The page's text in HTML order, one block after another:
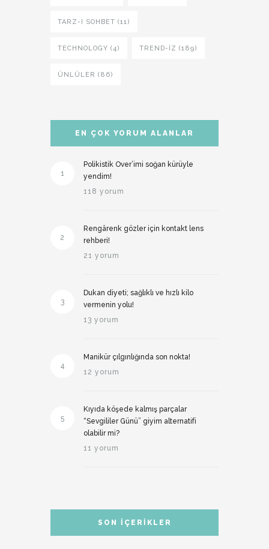
TARZ-I SOHBET (11)
TECHNOLOGY (4) TREND-IZ (189)
ÜNLÜLER (86)
EN ÇOK YORUM ALANLAR
1
Polikistik Over’imi soğan kürüyle
yendim!
118 yorum
2
Rengârenk gözler için kontakt lens
rehberi!
21 yorum
3
Dukan diyeti; sağlıklı ve hızlı kilo
vermenin yolu!
13 yorum
4
Manikür çılgınlığında son nokta!
12 yorum
5
Kıyıda köşede kalmış parçalar
“Sevgililer Günü” giyim alternatifi
olabilir mi?
11 yorum
SON İÇERIKLER